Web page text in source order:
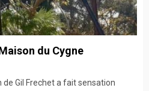
du Cygne
de Gil Frechet a fait sensation